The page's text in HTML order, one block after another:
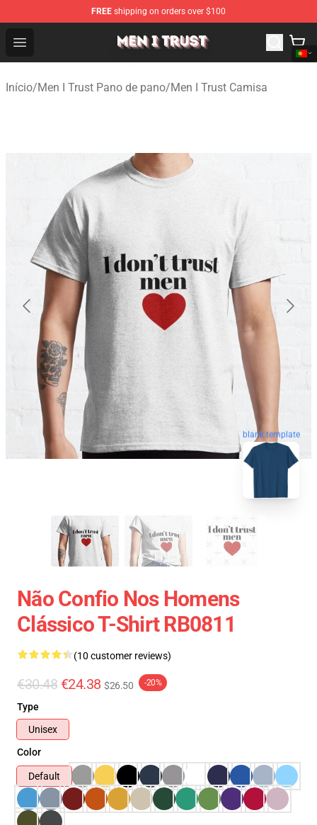
FREE shipping on orders over $100
Open menu
Men I Trust Shop - Official Men I Trust Merchandise Store
Início/Men I Trust Pano de pano/Men I Trust Camisa
blank template
Não Confio Nos Homens
Clássico T-Shirt RB0811
(10 customer reviews)
€30.48 €24.38 $26.50 -20%
Type
Unisex
Color
Default